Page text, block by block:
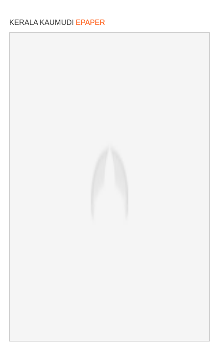
KERALA KAUMUDI EPAPER